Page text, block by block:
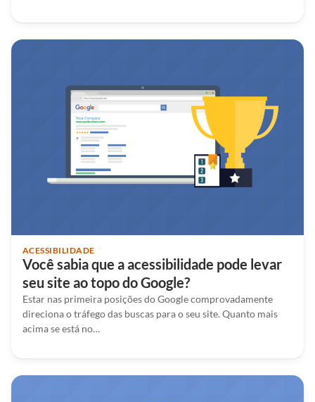
ACESSIBILIDADE
Você sabia que a acessibilidade pode levar
seu site ao topo do Google?
Estar nas primeira posições do Google comprovadamente
direciona o tráfego das buscas para o seu site. Quanto mais
acima se está no…